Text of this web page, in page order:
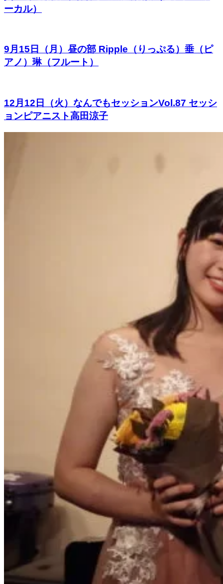
ーカル）
9月15日（月）昼の部 Ripple（りっぷる）垂（ピ
アノ）琳（フルート）
12月12日（火）なんでもセッションVol.87 セッシ
ョンピアニスト高田涼子